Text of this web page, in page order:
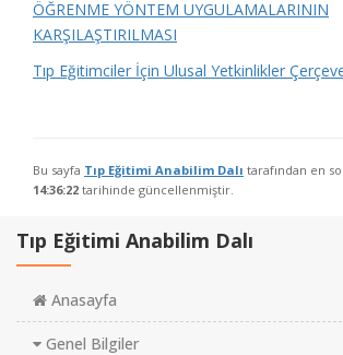
ÖĞRENME YÖNTEM UYGULAMALARININ
KARŞILAŞTIRILMASI
Tıp Eğitimciler İçin Ulusal Yetkinlikler
Bu sayfa Tıp Eğitimi Anabilim Dalı tarafından en
14:36:22 tarihinde güncellenmiştir.
Tıp Eğitimi Anabilim Dalı
Anasayfa
Genel Bilgiler